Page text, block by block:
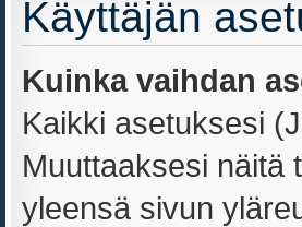
Käyttäjän
Kuinka vaihdan
Kaikki asetuksesi
Muuttaaksesi näitä
yleensä sivun